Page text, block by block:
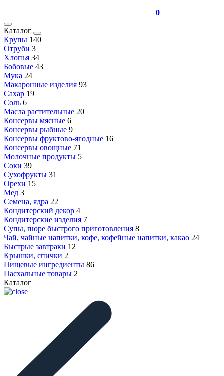
0
Каталог
Крупы 140
Отруби 3
Хлопья 34
Бобовые 43
Мука 24
Макаронные изделия 93
Сахар 19
Соль 6
Масла растительные 20
Консервы мясные 6
Консервы рыбные 9
Консервы фруктово-ягодные 16
Консервы овощные 71
Молочные продукты 5
Соки 39
Сухофрукты 31
Орехи 15
Мед 3
Семена, ядра 22
Кондитерский декор 4
Кондитерские изделия 7
Супы, пюре быстрого приготовления 8
Чай, чайные напитки, кофе, кофейные напитки, какао 24
Быстрые завтраки 12
Крышки, спички 2
Пищевые ингредиенты 86
Пасхальные товары 2
Каталог